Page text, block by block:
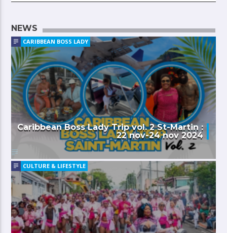
NEWS
CARIBBEAN BOSS LADY
Caribbean Boss Lady Trip vol. 2 St-Martin :
22 nov-24 nov 2024
CULTURE & LIFESTYLE